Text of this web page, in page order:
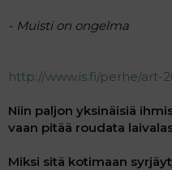
- Muisti on ongelma
http://www.is.fi/perhe/art-
Niin paljon yksinäisiä
vaan pitää roudata
Miksi sitä kotimaan